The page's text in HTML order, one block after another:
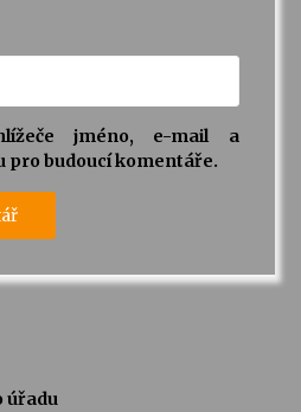
jméno, e-mail a
pro budoucí komentáře.
úřadu